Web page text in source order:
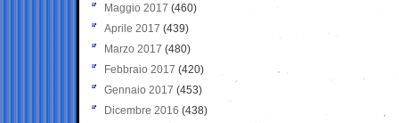
Maggio 2017 (460)
Aprile 2017 (439)
Marzo 2017 (480)
Febbraio 2017 (420)
Gennaio 2017 (453)
Dicembre 2016 (438)